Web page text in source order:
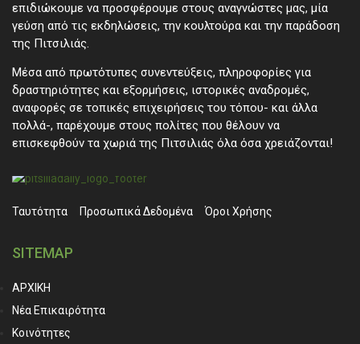
επιδιώκουμε να προσφέρουμε στους αναγνώστες μας, μία
γεύση από τις εκδηλώσεις, την κουλτούρα και την παράδοση
της Πιτσιλιάς.
Μέσα από πρωτότυπες συνεντεύξεις, πληροφορίες για
δραστηριότητες και εξορμήσεις, ιστορικές αναδρομές,
αναφορές σε τοπικές επιχειρήσεις του τόπου- και άλλα
πολλά-, παρέχουμε στους πολίτες που θέλουν να
επισκεφθούν τα χωριά της Πιτσιλιάς όλα όσα χρειάζονται!
Ταυτότητα Προσωπικά ∆εδομένα Όροι Χρήσης
SITEMAP
ΑΡΧΙΚΗ
Νέα Επικαιρότητα
Κοινότητες